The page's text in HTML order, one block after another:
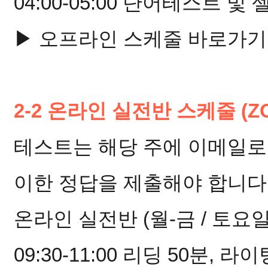
▶ 오프라인 스케줄 바로가
2-2 온라인 실전반 스케줄
테스트는 해당 주에 이메일
이한 정답을 제출해야 합니
온라인 실전반 (월-금 / 토요
09:30-11:00 리딩 50분, 라이